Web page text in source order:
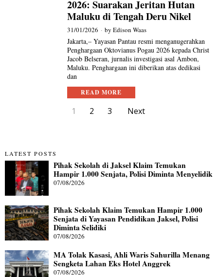
2026: Suarakan Jeritan Hutan
Maluku di Tengah Deru Nikel
31/01/2026 byEdison Waas
Jakarta,– Yayasan Pantau resmi menganugerahkan
Penghargaan Oktovianus Pogau 2026 kepada Christ
Jacob Belseran, jurnalis investigasi asal Ambon,
Maluku. Penghargaan ini diberikan atas dedikasi
dan
READ MORE
1 2 3 Next
LATEST POSTS
Pihak Sekolah di Jaksel Klaim Temukan
Hampir 1.000 Senjata, Polisi Diminta Menyelidik
07/08/2026
Pihak Sekolah Klaim Temukan Hampir 1.000
Senjata di Yayasan Pendidikan Jaksel, Polisi
Diminta Selidiki
07/08/2026
MA Tolak Kasasi, Ahli Waris Sahurilla Menang
Sengketa Lahan Eks Hotel Anggrek
07/08/2026